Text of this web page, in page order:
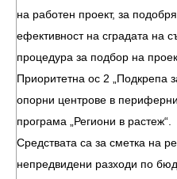
на работен проект, за
ефективност на сградата на
процедура за подбор на
Приоритетна ос 2 „Подкрепа
опорни центрове в
програма „Региони в растеж“.
Средствата са за сметка на
непредвидени разходи по